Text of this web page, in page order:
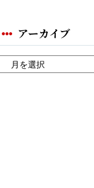
アーカイブ